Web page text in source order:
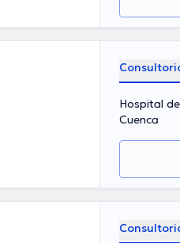
Hospital
Cuenca